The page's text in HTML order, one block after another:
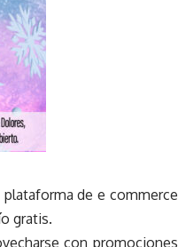
de e commerce
gratis.
con promociones